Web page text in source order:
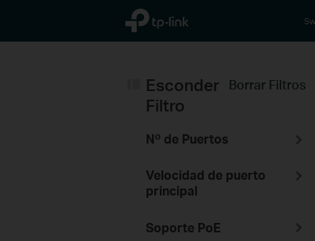
TP-Link, Reliably Smart
Borrar Filtros
Esconder
Filtro
Nº de Puertos
Velocidad de puerto
principal
Soporte PoE